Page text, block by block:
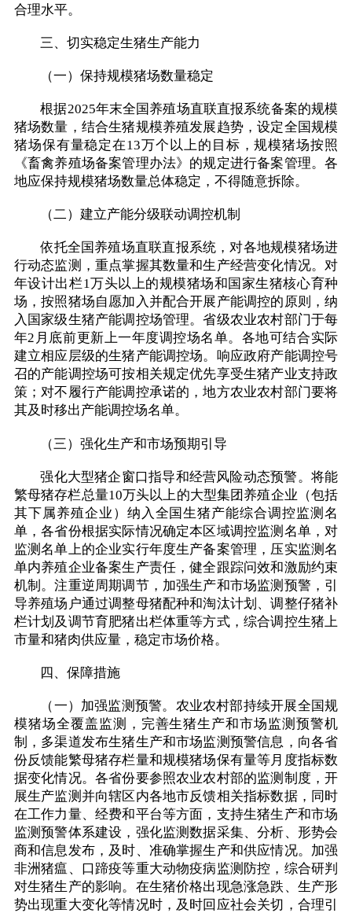
合理水平。
三、切实稳定生猪生产能力
（一）保持规模猪场数量稳定
根据2025年末全国养殖场直联直报系统备案的规模
猪场数量，结合生猪规模养殖发展趋势，设定全国规模
猪场保有量稳定在13万个以上的目标，规模猪场按照
《畜禽养殖场备案管理办法》的规定进行备案管理。各
地应保持规模猪场数量总体稳定，不得随意拆除。
（二）建立产能分级联动调控机制
依托全国养殖场直联直报系统，对各地规模猪场进
行动态监测，重点掌握其数量和生产经营变化情况。对
年设计出栏1万头以上的规模猪场和国家生猪核心育种
场，按照猪场自愿加入并配合开展产能调控的原则，纳
入国家级生猪产能调控场管理。省级农业农村部门于每
年2月底前更新上一年度调控场名单。各地可结合实际
建立相应层级的生猪产能调控场。响应政府产能调控号
召的产能调控场可按相关规定优先享受生猪产业支持政
策；对不履行产能调控承诺的，地方农业农村部门要将
其及时移出产能调控场名单。
（三）强化生产和市场预期引导
强化大型猪企窗口指导和经营风险动态预警。将能
繁母猪存栏总量10万头以上的大型集团养殖企业（包括
其下属养殖企业）纳入全国生猪产能综合调控监测名
单，各省份根据实际情况确定本区域调控监测名单，对
监测名单上的企业实行年度生产备案管理，压实监测名
单内养殖企业备案生产责任，健全跟踪问效和激励约束
机制。注重逆周期调节，加强生产和市场监测预警，引
导养殖场户通过调整母猪配种和淘汰计划、调整仔猪补
栏计划及调节育肥猪出栏体重等方式，综合调控生猪上
市量和猪肉供应量，稳定市场价格。
四、保障措施
（一）加强监测预警。农业农村部持续开展全国规
模猪场全覆盖监测，完善生猪生产和市场监测预警机
制，多渠道发布生猪生产和市场监测预警信息，向各省
份反馈能繁母猪存栏量和规模猪场保有量等月度指标数
据变化情况。各省份要参照农业农村部的监测制度，开
展生产监测并向辖区内各地市反馈相关指标数据，同时
在工作力量、经费和平台等方面，支持生猪生产和市场
监测预警体系建设，强化监测数据采集、分析、形势会
商和信息发布，及时、准确掌握生产和供应情况。加强
非洲猪瘟、口蹄疫等重大动物疫病监测防控，综合研判
对生猪生产的影响。在生猪价格出现急涨急跌、生产形
势出现重大变化等情况时，及时回应社会关切，合理引